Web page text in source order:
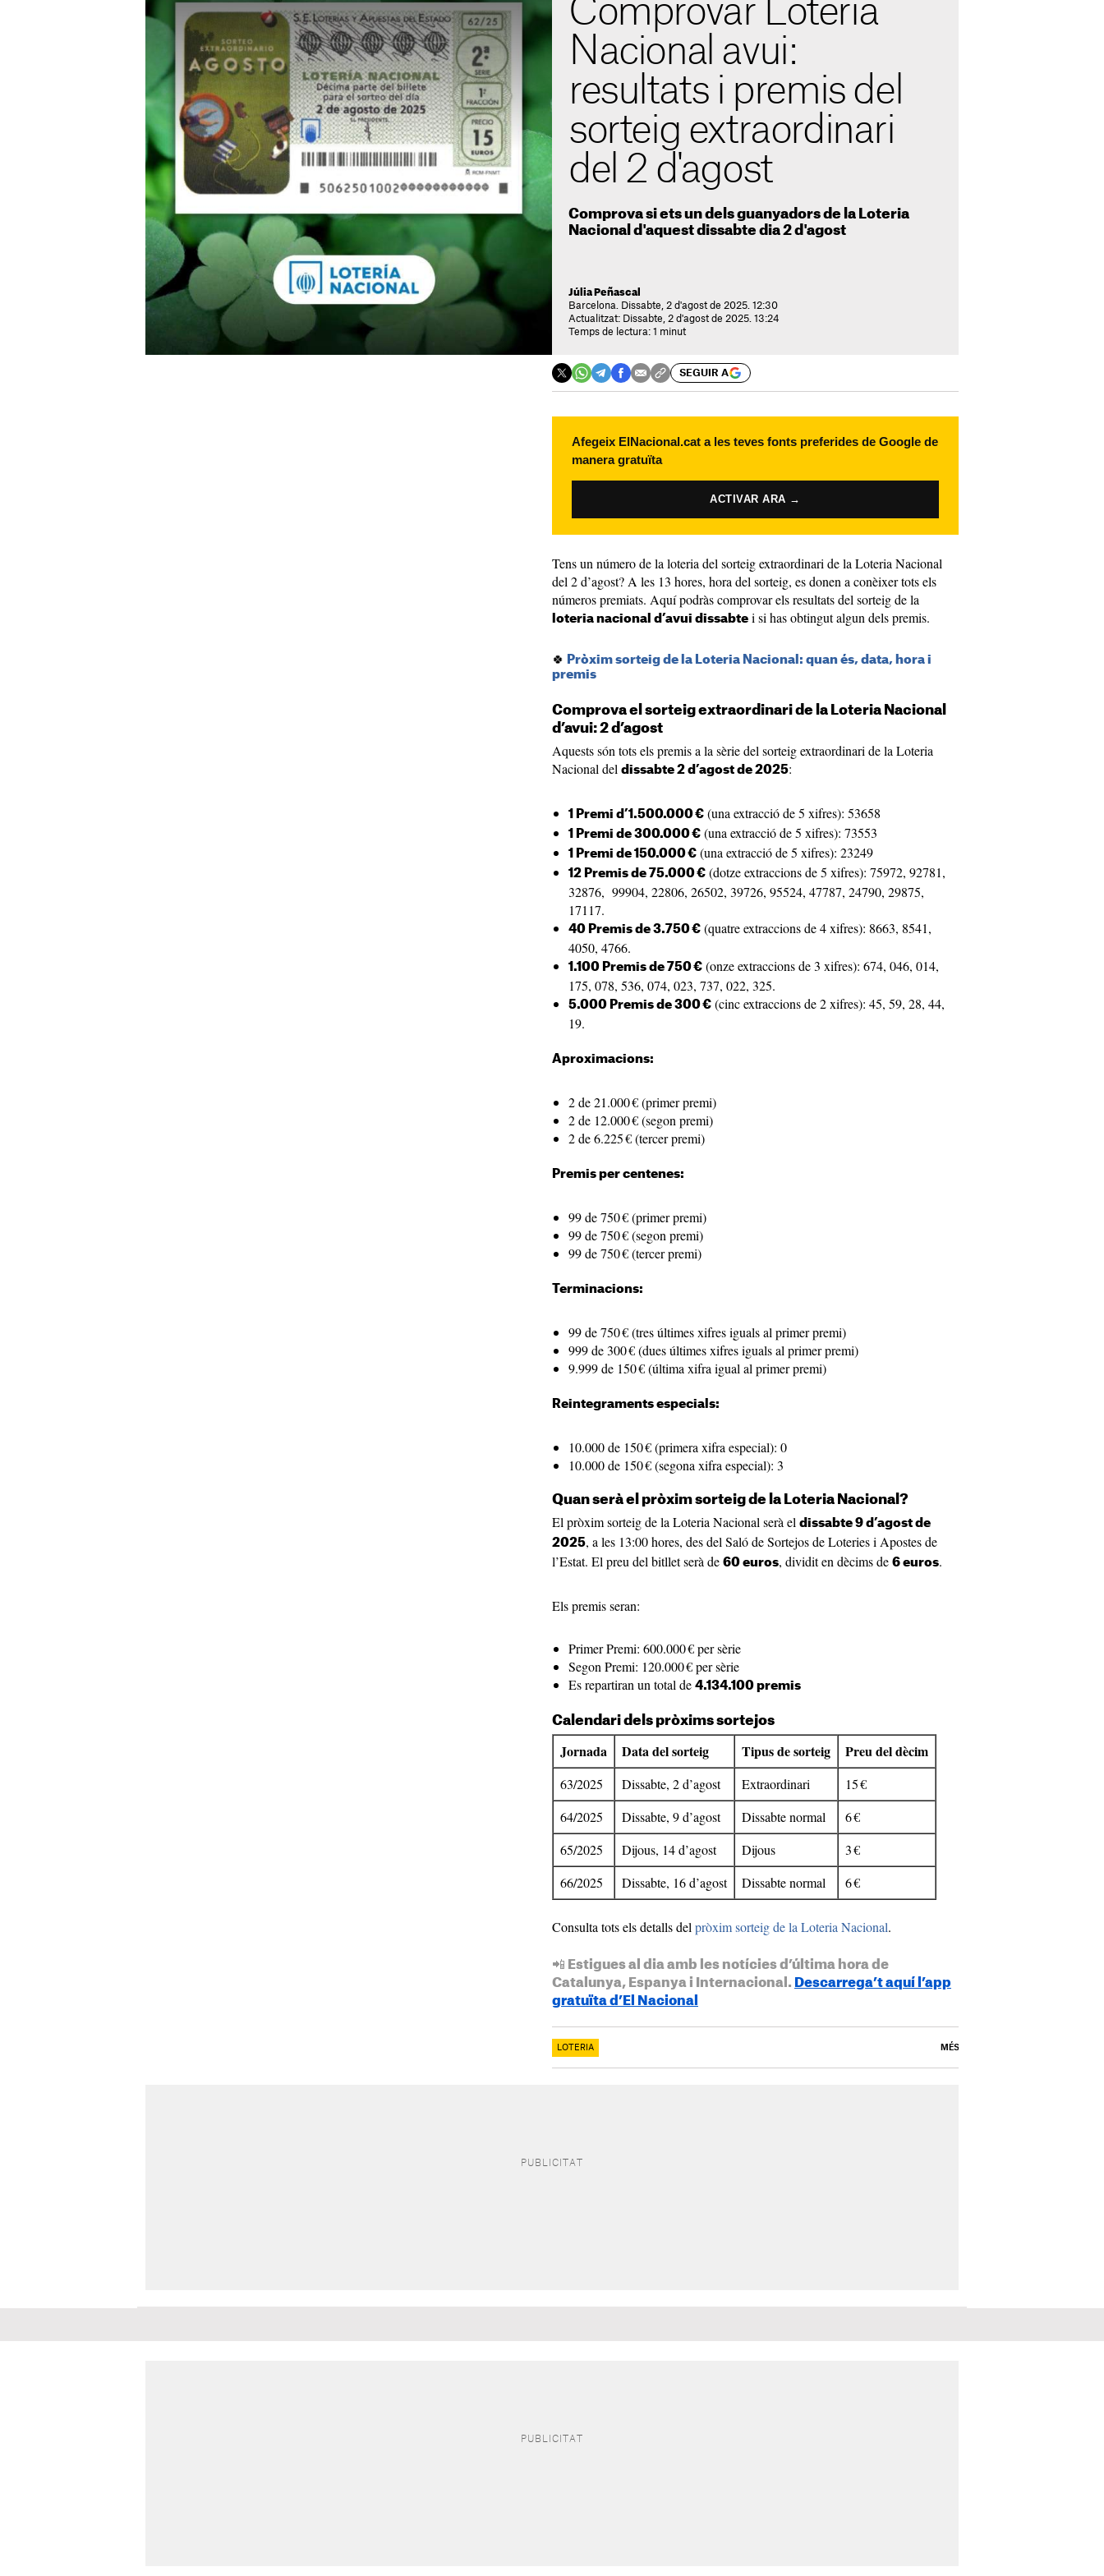
Comprovar Loteria
Nacional avui:
resultats i premis del
sorteig extraordinari
del 2 d'agost
Comprova si ets un dels guanyadors de la Loteria
Nacional d'aquest dissabte dia 2 d'agost
Júlia Peñascal
Barcelona. Dissabte, 2 d'agost de 2025. 12:30
Actualitzat: Dissabte, 2 d'agost de 2025. 13:24
Temps de lectura: 1 minut
SEGUIR A
Afegeix ElNacional.cat a les teves fonts preferides de Google de
manera gratuïta
ACTIVAR ARA →
Tens un número de la loteria del sorteig extraordinari de la Loteria Nacional
del 2 d’agost? A les 13 hores, hora del sorteig, es donen a conèixer tots els
números premiats. Aquí podràs comprovar els resultats del sorteig de la
loteria nacional d’avui dissabte i si has obtingut algun dels premis.
🍀 Pròxim sorteig de la Loteria Nacional: quan és, data, hora i
premis
Comprova el sorteig extraordinari de la Loteria Nacional
d’avui: 2 d’agost
Aquests són tots els premis a la sèrie del sorteig extraordinari de la Loteria
Nacional del dissabte 2 d’agost de 2025:
1 Premi d’1.500.000 € (una extracció de 5 xifres): 53658
1 Premi de 300.000 € (una extracció de 5 xifres): 73553
1 Premi de 150.000 € (una extracció de 5 xifres): 23249
12 Premis de 75.000 € (dotze extraccions de 5 xifres): 75972, 92781,
32876, 99904, 22806, 26502, 39726, 95524, 47787, 24790, 29875,
17117.
40 Premis de 3.750 € (quatre extraccions de 4 xifres): 8663, 8541,
4050, 4766.
1.100 Premis de 750 € (onze extraccions de 3 xifres): 674, 046, 014,
175, 078, 536, 074, 023, 737, 022, 325.
5.000 Premis de 300 € (cinc extraccions de 2 xifres): 45, 59, 28, 44,
19.
Aproximacions:
2 de 21.000 € (primer premi)
2 de 12.000 € (segon premi)
2 de 6.225 € (tercer premi)
Premis per centenes:
99 de 750 € (primer premi)
99 de 750 € (segon premi)
99 de 750 € (tercer premi)
Terminacions:
99 de 750 € (tres últimes xifres iguals al primer premi)
999 de 300 € (dues últimes xifres iguals al primer premi)
9.999 de 150 € (última xifra igual al primer premi)
Reintegraments especials:
10.000 de 150 € (primera xifra especial): 0
10.000 de 150 € (segona xifra especial): 3
Quan serà el pròxim sorteig de la Loteria Nacional?
El pròxim sorteig de la Loteria Nacional serà el dissabte 9 d’agost de
2025, a les 13:00 hores, des del Saló de Sortejos de Loteries i Apostes de
l’Estat. El preu del bitllet serà de 60 euros, dividit en dècims de 6 euros.
Els premis seran:
Primer Premi: 600.000 € per sèrie
Segon Premi: 120.000 € per sèrie
Es repartiran un total de 4.134.100 premis
Calendari dels pròxims sortejos
Jornada Data del sorteig Tipus de sorteig Preu del dècim
63/2025 Dissabte, 2 d’agost Extraordinari
15 €
64/2025
Dissabte, 9 d’agost Dissabte normal
6 €
65/2025
Dijous, 14 d’agost Dijous
3 €
66/2025
Dissabte, 16 d’agost Dissabte normal 6 €
Consulta tots els detalls del pròxim sorteig de la Loteria Nacional.
📲 Estigues al dia amb les notícies d’última hora de
Catalunya, Espanya i Internacional. Descarrega’t aquí l’app
gratuïta d’El Nacional
LOTERIA MÉS